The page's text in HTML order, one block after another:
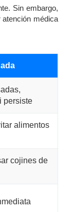
Sin embargo,
médica
persiste
alimentos
cojines de